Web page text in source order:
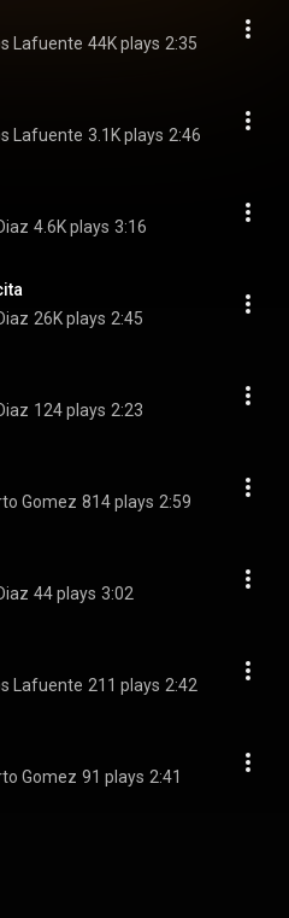
Lafuente 44K plays 2:35
Lafuente 3.1K plays 2:46
4.6K plays 3:16
26K plays 2:45
124 plays 2:23
Gomez 814 plays 2:59
44 plays 3:02
Lafuente 211 plays 2:42
Gomez 91 plays 2:41